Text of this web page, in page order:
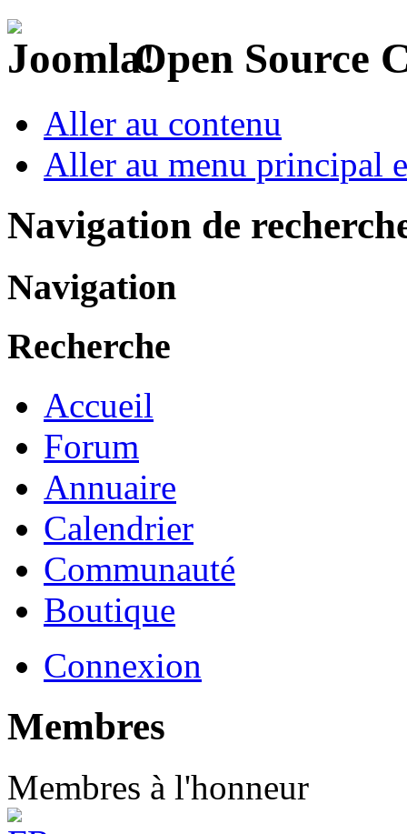
Open Source
Aller au contenu
Aller au menu principal
Navigation de
Navigation
Recherche
Accueil
Forum
Annuaire
Calendrier
Communauté
Boutique
Connexion
Membres
Membres à l'honneur